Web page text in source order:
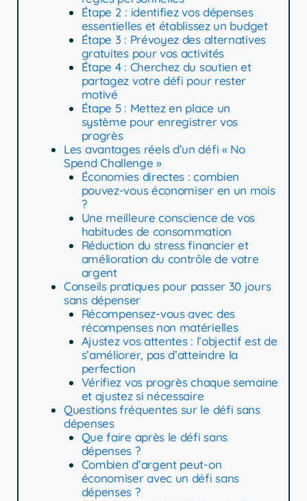
Étape 2 : identifiez vos dépenses
essentielles et établissez un budget
Étape 3 : Prévoyez des alternatives
gratuites pour vos activités
Étape 4 : Cherchez du soutien et
partagez votre défi pour rester
motivé
Étape 5 : Mettez en place un
système pour enregistrer vos
progrès
Les avantages réels d’un défi « No
Spend Challenge »
Économies directes : combien
pouvez-vous économiser en un mois
?
Une meilleure conscience de vos
habitudes de consommation
Réduction du stress financier et
amélioration du contrôle de votre
argent
Conseils pratiques pour passer 30 jours
sans dépenser
Récompensez-vous avec des
récompenses non matérielles
Ajustez vos attentes : l’objectif est de
s’améliorer, pas d’atteindre la
perfection
Vérifiez vos progrès chaque semaine
et ajustez si nécessaire
Questions fréquentes sur le défi sans
dépenses
Que faire après le défi sans
dépenses ?
Combien d’argent peut-on
économiser avec un défi sans
dépenses ?